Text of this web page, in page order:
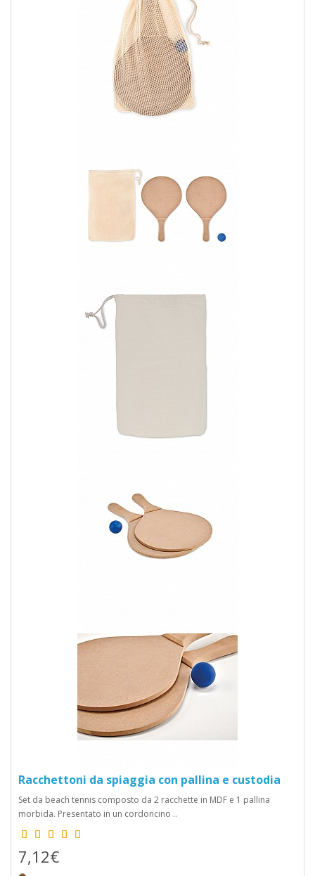
Racchettoni da spiaggia con pallina e custodia
Set da beach tennis composto da 2 racchette in MDF e 1 pallina
morbida. Presentato in un cordoncino ..
7,12€